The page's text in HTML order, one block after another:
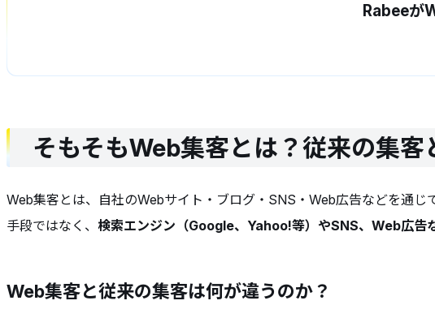
Rabeeが
そもそもWeb集客とは？従来の集客
Web集客とは、自社のWebサイト・ブログ・SNS・Web広告などを通
手段ではなく、 検索エンジン（Google、Yahoo!等）やSNS、Web広告
Web集客と従来の集客は何が違うのか？